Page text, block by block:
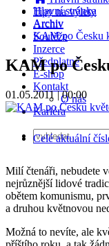
Tipy na výlety
Archiv
Soutěže
Inzerce
Předplatné
E-shop
Kontakt
O nás
Kariéra
Hlavní stránka
Archiv
KAM po Česku
KAM po
01.05.2011 | 00:00
Celé aktuální
Milí čtenáři, nebudete
nejrůznější lidové
obětem komunismu,
a druhou květnovou
Možná to nevíte, ale